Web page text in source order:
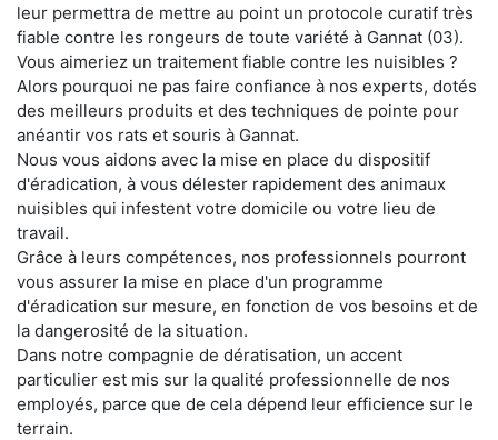
leur permettra de mettre au point un protocole curatif très
fiable contre les rongeurs de toute variété à Gannat (03).
Vous aimeriez un traitement fiable contre les nuisibles ?
Alors pourquoi ne pas faire confiance à nos experts, dotés
des meilleurs produits et des techniques de pointe pour
anéantir vos rats et souris à Gannat.
Nous vous aidons avec la mise en place du dispositif
d'éradication, à vous délester rapidement des animaux
nuisibles qui infestent votre domicile ou votre lieu de
travail.
Grâce à leurs compétences, nos professionnels pourront
vous assurer la mise en place d'un programme
d'éradication sur mesure, en fonction de vos besoins et de
la dangerosité de la situation.
Dans notre compagnie de dératisation, un accent
particulier est mis sur la qualité professionnelle de nos
employés, parce que de cela dépend leur efficience sur le
terrain.